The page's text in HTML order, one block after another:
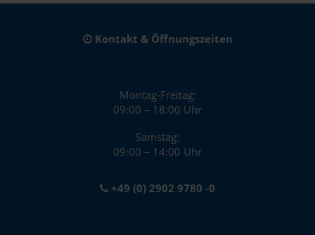
Kontakt & Öffnungszeiten
Montag-Freitag:
09:00 – 18:00 Uhr
Samstag:
09:00 – 14:00 Uhr
+49 (0) 2902 9780 -0